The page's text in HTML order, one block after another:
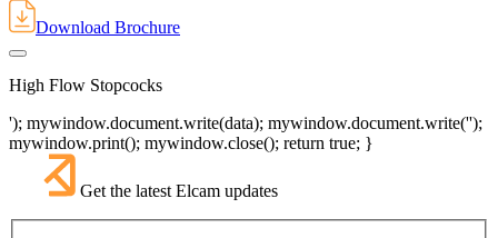
Download Brochure
High Flow Stopcocks
'); mywindow.document.write(data); mywindow.document.write('');
mywindow.print(); mywindow.close(); return true; }
Get the latest Elcam updates